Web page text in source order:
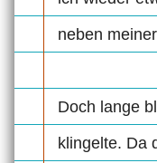
neben
Doch lange
klingelte. Da